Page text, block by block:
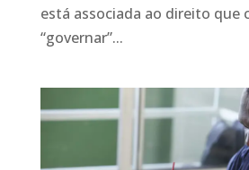
está associada ao direito que
“governar”...